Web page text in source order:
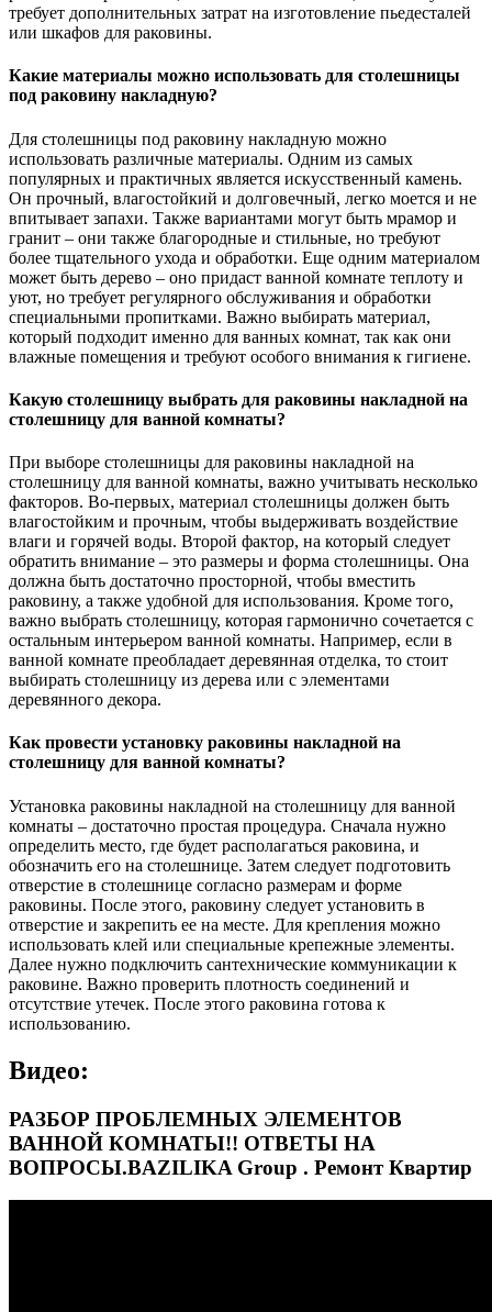
требует дополнительных затрат на изготовление пьедесталей
или шкафов для раковины.
Какие материалы можно использовать для столешницы
под раковину накладную?
Для столешницы под раковину накладную можно
использовать различные материалы. Одним из самых
популярных и практичных является искусственный камень.
Он прочный, влагостойкий и долговечный, легко моется и не
впитывает запахи. Также вариантами могут быть мрамор и
гранит – они также благородные и стильные, но требуют
более тщательного ухода и обработки. Еще одним материалом
может быть дерево – оно придаст ванной комнате теплоту и
уют, но требует регулярного обслуживания и обработки
специальными пропитками. Важно выбирать материал,
который подходит именно для ванных комнат, так как они
влажные помещения и требуют особого внимания к гигиене.
Какую столешницу выбрать для раковины накладной на
столешницу для ванной комнаты?
При выборе столешницы для раковины накладной на
столешницу для ванной комнаты, важно учитывать несколько
факторов. Во-первых, материал столешницы должен быть
влагостойким и прочным, чтобы выдерживать воздействие
влаги и горячей воды. Второй фактор, на который следует
обратить внимание – это размеры и форма столешницы. Она
должна быть достаточно просторной, чтобы вместить
раковину, а также удобной для использования. Кроме того,
важно выбрать столешницу, которая гармонично сочетается с
остальным интерьером ванной комнаты. Например, если в
ванной комнате преобладает деревянная отделка, то стоит
выбирать столешницу из дерева или с элементами
деревянного декора.
Как провести установку раковины накладной на
столешницу для ванной комнаты?
Установка раковины накладной на столешницу для ванной
комнаты – достаточно простая процедура. Сначала нужно
определить место, где будет располагаться раковина, и
обозначить его на столешнице. Затем следует подготовить
отверстие в столешнице согласно размерам и форме
раковины. После этого, раковину следует установить в
отверстие и закрепить ее на месте. Для крепления можно
использовать клей или специальные крепежные элементы.
Далее нужно подключить сантехнические коммуникации к
раковине. Важно проверить плотность соединений и
отсутствие утечек. После этого раковина готова к
использованию.
Видео:
РАЗБОР ПРОБЛЕМНЫХ ЭЛЕМЕНТОВ
ВАННОЙ КОМНАТЫ!! ОТВЕТЫ НА
ВОПРОСЫ.BAZILIKA Group . Ремонт Квартир